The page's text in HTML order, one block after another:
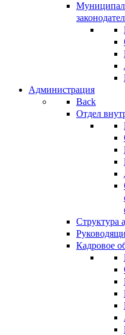
Администрация
Back
Отдел
Структура
Кадровое